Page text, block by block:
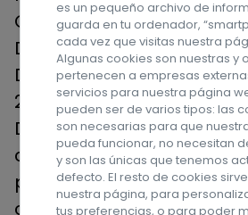
Convención de las
Derechos de las
Discapacidad,
2008, supone un cambio
De este modo se
ciudadanía,
personas que
consideradas como
es un pequeño archivo de
guarda en tu ordenador,
cada vez que visitas nuestra
Algunas cookies son nuestras y
pertenecen a empresas
servicios para nuestra página
pueden ser de varios tipos: las
son necesarias para que
pueda funcionar, no necesitan
y son las únicas que tenemos
defecto. El resto de cookies
nuestra página, para
tus preferencias, o para poder